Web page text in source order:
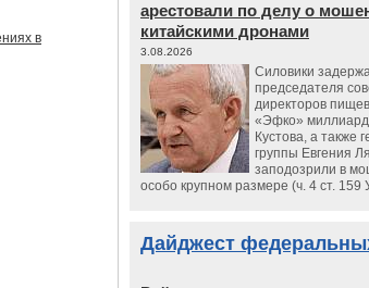
в
арестовали по делу о
китайскими дронами
3.08.2026
Силовики
председателя
директоров
«Эфко»
Кустова, а также
группы Евгения
заподозрили в
особо крупном размере (ч. 4 ст. 159
Дайджест